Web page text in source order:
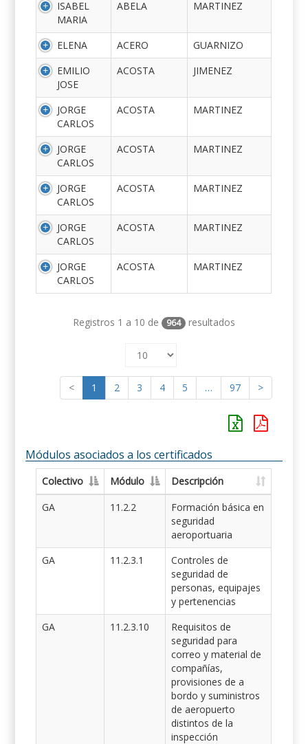
ISABEL
MARIA
ABELA MARTINEZ
ELENA ACERO
GUARNIZO
EMILIO
JOSE
ACOSTA JIMENEZ
JORGE
CARLOS
ACOSTA MARTINEZ
JORGE
CARLOS
ACOSTA MARTINEZ
JORGE
CARLOS
ACOSTA MARTINEZ
JORGE
CARLOS
ACOSTA MARTINEZ
JORGE
CARLOS
ACOSTA MARTINEZ
Registros 1 a 10 de 964 resultados
< 1 2 3 4 5 … 97 >
Módulos asociados a los certificados
Colectivo Módulo
Descripción
GA
11.2.2
Formación básica en
seguridad
aeroportuaria
GA
11.2.3.1
Controles de
seguridad de
personas, equipajes
y pertenencias
GA
11.2.3.10
Requisitos de
seguridad para
correo y material de
compañías,
provisiones de a
bordo y suministros
de aeropuerto
distintos de la
inspección